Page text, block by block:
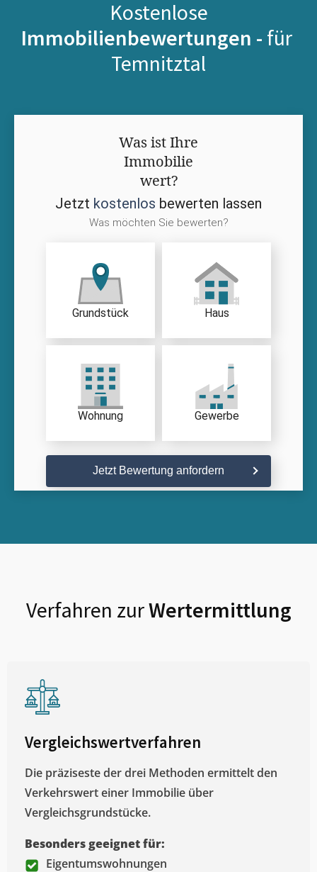
Kostenlose
Immobilienbewertungen - für
Temnitztal
Was ist Ihre
Immobilie
wert?
Jetzt kostenlos bewerten lassen
Was möchten Sie bewerten?
Grundstück Haus
Wohnung Gewerbe
Jetzt Bewertung anfordern
Verfahren zurWertermittlung
Vergleichswertverfahren
Die präziseste der drei Methoden ermittelt den
Verkehrswert einer Immobilie über
Vergleichsgrundstücke.
Besonders geeignet für:
Eigentumswohnungen